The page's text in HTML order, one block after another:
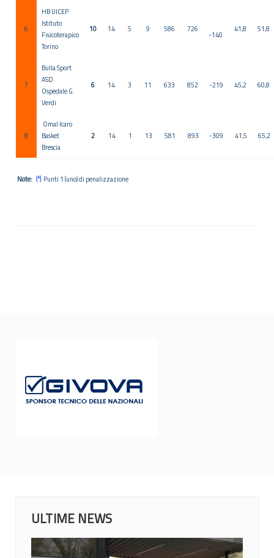
6
HB UICEP
Istituto
Fisicoterapico
Torino
10 14 5 9 586 726
-140
41,8 51,8
7
Bulla Sport
ASD
Ospedale G.
Verdi
6 14 3 11 633 852 -219 45,2 60,8
8
Omal Icaro
Basket
Brescia
2 14 1 13 581 893 -309 41,5 65,2
Note: (*) Punti 1 (uno) di penalizzazione
ULTIME NEWS